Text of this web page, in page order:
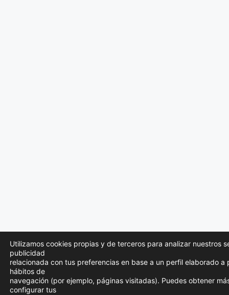
Utilizamos cookies propias y de terceros para analizar nuestros
publicidad
relacionada con tus preferencias en base a un perfil elaborado a
hábitos de
navegación (por ejemplo, páginas visitadas). Puedes obtener
configurar tus